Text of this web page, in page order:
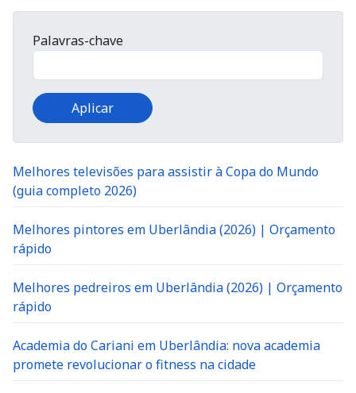
Palavras-chave
Melhores televisões para assistir à Copa do Mundo
(guia completo 2026)
Melhores pintores em Uberlândia (2026) | Orçamento
rápido
Melhores pedreiros em Uberlândia (2026) | Orçamento
rápido
Academia do Cariani em Uberlândia: nova academia
promete revolucionar o fitness na cidade